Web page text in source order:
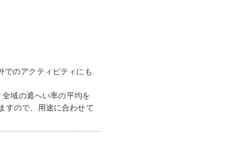
でのアクティビティにも
域の遮へい率の平均を
すので、用途に合わせて